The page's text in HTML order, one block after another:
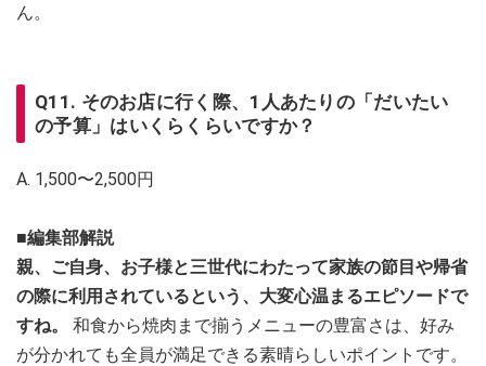
ん。
Q11. そのお店に行く際、1人あたりの「だいたい
の予算」はいくらくらいですか？
A. 1,500〜2,500円
■編集部解説
親、ご自身、お子様と三世代にわたって家族の節目や帰省
の際に利用されているという、大変心温まるエピソードで
すね。
和食から焼肉まで揃うメニューの豊富さは、好み
が分かれても全員が満足できる素晴らしいポイントです。